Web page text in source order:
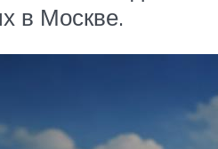
в Москве.